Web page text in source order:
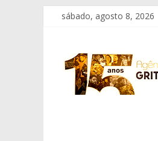
Pular
conteúdo
sábado, agosto 8, 2026
Grita
São